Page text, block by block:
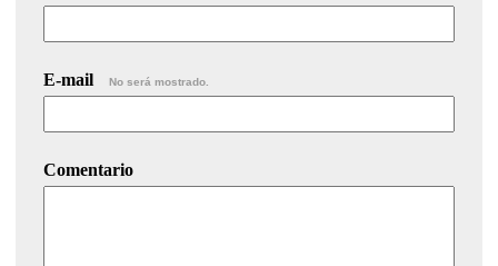
E-mail No será mostrado.
Comentario